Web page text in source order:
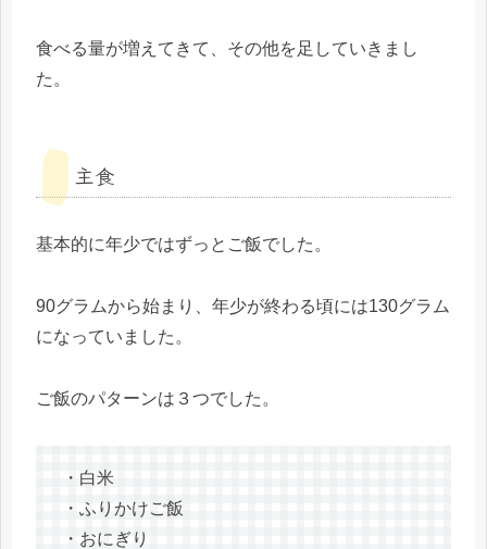
食べる量が増えてきて、その他を足していきまし
た。
主食
基本的に年少ではずっとご飯でした。
90グラムから始まり、年少が終わる頃には130グラム
になっていました。
ご飯のパターンは３つでした。
・白米
・ふりかけご飯
・おにぎり